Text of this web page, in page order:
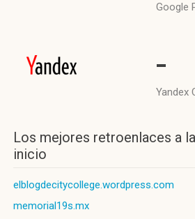
Google
-
Yandex
Los mejores retroenlaces a
inicio
elblogdecitycollege.wordpress.com
memorial19s.mx